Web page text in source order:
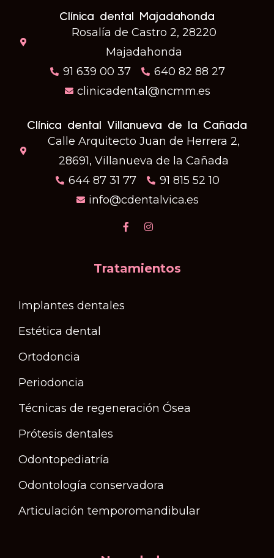
Clínica dental Majadahonda
Rosalía de Castro 2, 28220
Majadahonda
91 639 00 37
640 82 88 27
clinicadental@ncmm.es
Clínica dental Villanueva de la Cañada
Calle Arquitecto Juan de Herrera 2,
28691, Villanueva de la Cañada
644 87 31 77
91 815 52 10
info@cdentalvica.es
Tratamientos
Implantes dentales
Estética dental
Ortodoncia
Periodoncia
Técnicas de regeneración Ósea
Prótesis dentales
Odontopediatría
Odontología conservadora
Articulación temporomandibular